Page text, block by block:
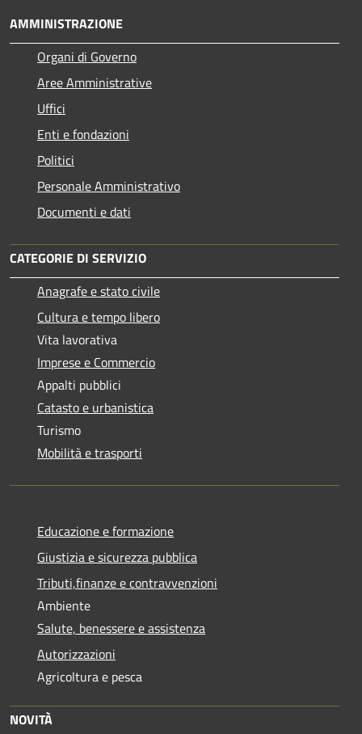
AMMINISTRAZIONE
Organi di Governo
Aree Amministrative
Uffici
Enti e fondazioni
Politici
Personale Amministrativo
Documenti e dati
CATEGORIE DI SERVIZIO
Anagrafe e stato civile
Cultura e tempo libero
Vita lavorativa
Imprese e Commercio
Appalti pubblici
Catasto e urbanistica
Turismo
Mobilità e trasporti
Educazione e formazione
Giustizia e sicurezza pubblica
Tributi,finanze e contravvenzioni
Ambiente
Salute, benessere e assistenza
Autorizzazioni
Agricoltura e pesca
NOVITÀ